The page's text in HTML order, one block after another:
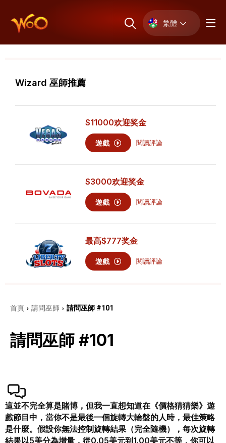
繁體
Wizard 巫師推薦
$11000欢迎奖金
遊戲 閱讀評論
$3000欢迎奖金
遊戲 閱讀評論
最高$777奖金
遊戲 閱讀評論
首頁 › 請問巫師 › 請問巫師 #101
請問巫師 #101
這並不完全算是賭博，但我一直想知道在《價格猜猜樂》遊
戲節目中，當你不是最後一個旋轉大輪盤的人時，最佳策略
是什麼。假設你無法控制旋轉結果（完全隨機），每次旋轉
結果以5美分為增量，從0.05美元到1.00美元不等，你可以